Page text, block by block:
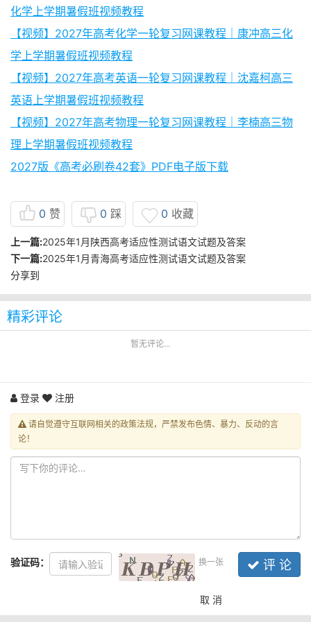
化学上学期暑假班视频教程
【视频】2027年高考化学一轮复习网课教程｜康冲高三化
学上学期暑假班视频教程
【视频】2027年高考英语一轮复习网课教程｜沈嘉柯高三
英语上学期暑假班视频教程
【视频】2027年高考物理一轮复习网课教程｜李楠高三物
理上学期暑假班视频教程
2027版《高考必刷卷42套》PDF电子版下载
0 赞 0 踩 0 收藏
上一篇:2025年1月陕西高考适应性测试语文试题及答案
下一篇:2025年1月青海高考适应性测试语文试题及答案
分享到
精彩评论
暂无评论...
登录 注册
请自觉遵守互联网相关的政策法规，严禁发布色情、暴力、反动的言
论！
验证码： 换一张 评 论
取 消